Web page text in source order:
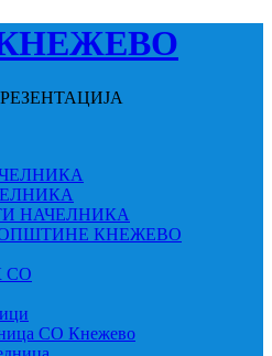
НАЧЕЛНИКА
КНЕЖЕВО
СО
СО Кнежево